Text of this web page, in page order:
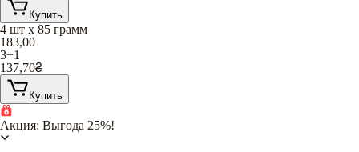
Купить
4 шт х 85 грамм
183,00
3+1
137,70₴
Купить
Акция: Выгода 25%!